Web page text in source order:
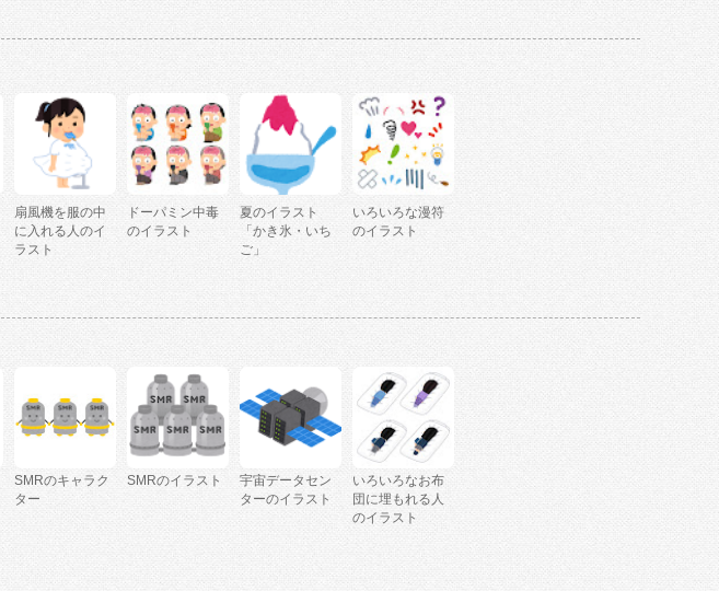
扇風機を服の中
に入れる人のイ
ラスト
ドーパミン中毒
のイラスト
夏のイラスト
「かき氷・いち
ご」
いろいろな漫符
のイラスト
SMRのキャラク
ター
SMRのイラスト
宇宙データセン
ターのイラスト
いろいろなお布
団に埋もれる人
のイラスト